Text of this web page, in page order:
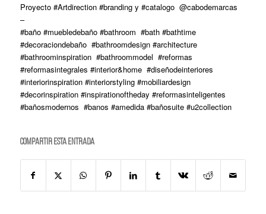
Proyecto #Artdirection #branding y #catalogo @cabodemarcas
–
#baño #muebledebaño #bathroom #bath #bathtime
#decoraciondebaño #bathroomdesign #architecture
#bathroominspiration #bathroommodel #reformas
#reformasintegrales #interior&home #diseñodeinteriores
#interiorinspiration #interiorstyling #mobiliardesign
#decorinspiration #inspirationoftheday #reformasinteligentes
#bañosmodernos #banos #amedida #bañosuite #u2collection
Compartir esta entrada